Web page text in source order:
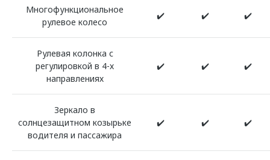
Многофункциональное
рулевое колесо
✔️ ✔️ ✔️
Рулевая колонка с
регулировкой в 4-х
направлениях
✔️ ✔️ ✔️
Зеркало в
солнцезащитном козырьке
водителя и пассажира
✔️ ✔️ ✔️